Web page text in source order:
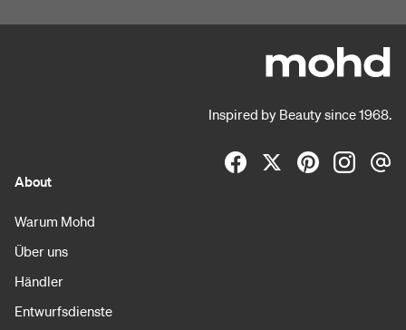
Inspired by Beauty since 1968.
About
Warum Mohd
Über uns
Händler
Entwurfsdienste